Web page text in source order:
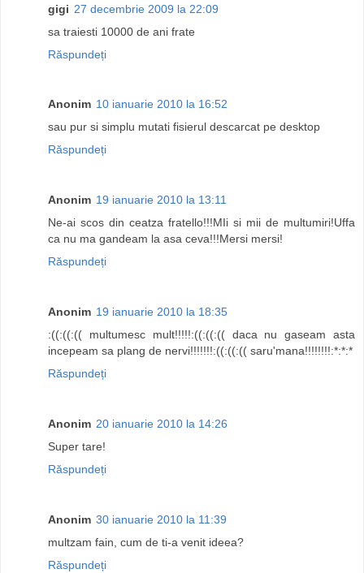
gigi 27 decembrie 2009 la 22:09
sa traiesti 10000 de ani frate
Răspundeți
Anonim 10 ianuarie 2010 la 16:52
sau pur si simplu mutati fisierul descarcat pe desktop
Răspundeți
Anonim 19 ianuarie 2010 la 13:11
Ne-ai scos din ceatza fratello!!!MIi si mii de multumiri!Uffa
ca nu ma gandeam la asa ceva!!!Mersi mersi!
Răspundeți
Anonim 19 ianuarie 2010 la 18:35
:((:((:(( multumesc mult!!!!!:((:((:(( daca nu gaseam asta
incepeam sa plang de nervi!!!!!!!:((:((:(( saru'mana!!!!!!!!:*:*:*
Răspundeți
Anonim 20 ianuarie 2010 la 14:26
Super tare!
Răspundeți
Anonim 30 ianuarie 2010 la 11:39
multzam fain, cum de ti-a venit ideea?
Răspundeți